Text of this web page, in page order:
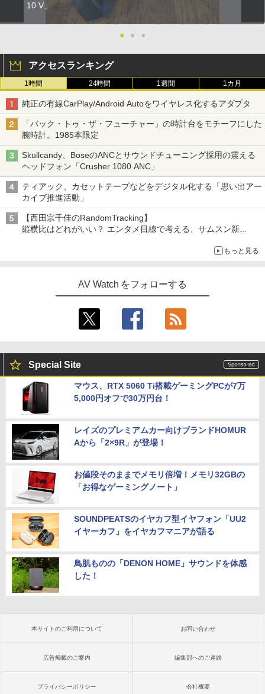
10 V」
● ● ●
アクセスランキング
1時間 24時間 1週間 1カ月
純正の有線CarPlay/Android Autoをワイヤレス化するアダプタ
「バック・トゥ・ザ・フューチャー」の時計台をモチーフにした
腕時計。1985本限定
Skullcandy、BoseのANCとサウンドチューニング採用の震える
ヘッドフォン「Crusher 1080 ANC」
ティアック、カセットテープなどをデジタル化する「思い出アー
カイブ推進活動」
【西田宗千佳のRandomTracking】
縦横比はどれがいい？ エンタメ目線で考える、サムスン新
もっと見る
AV Watch をフォローする
Special Site
マウス、RTX 5060 Ti搭載ゲーミングPCが7万
5,000円オフで30万円台！
レイズのプレミアムカー向けブランドHOMUR
Aから「2×9R」が登場！
お値段そのままでメモリ倍増！メモリ32GBの
「お得なゲーミングノート」
SOUNDPEATSのイヤカフ型イヤフォン「UU2
イヤーカフ」をイヤカフマニアが語る
鳥肌ものの「DENON HOME」サウンドを体感
した！
本サイトのご利用について お問い合わせ
広告掲載のご案内 編集部へのご連絡
プライバシーポリシー 会社概要